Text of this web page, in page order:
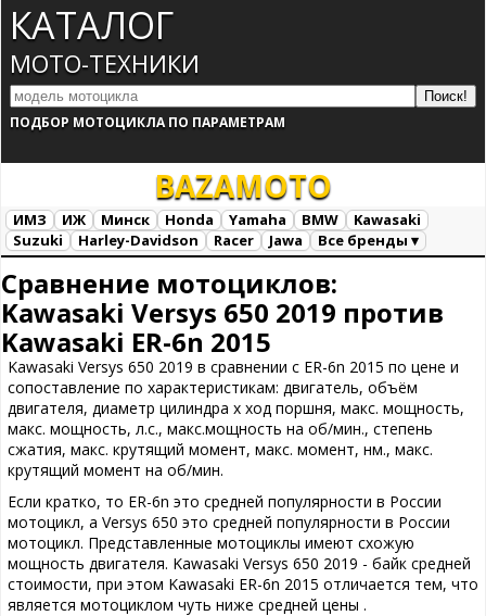
КАТАЛОГ
МОТО-ТЕХНИКИ
ПОДБОР МОТОЦИКЛА ПО ПАРАМЕТРАМ
BAZAMOTO
ИМЗ ИЖ Минск Honda Yamaha BMW
Kawasaki
Suzuki
Harley-Davidson Racer Jawa
Все бренды ▾
Сравнение мотоциклов:
Kawasaki Versys 650 2019 против
Kawasaki ER-6n 2015
Kawasaki Versys 650 2019 в сравнении с ER-6n 2015 по цене и
сопоставление по характеристикам: двигатель, объём
двигателя, диаметр цилиндра х ход поршня, макс. мощность,
макс. мощность, л.с., макс.мощность на об/мин., степень
сжатия, макс. крутящий момент, макс. момент, нм., макс.
крутящий момент на об/мин.
Если кратко, то ER-6n это средней популярности в России
мотоцикл, а Versys 650 это средней популярности в России
мотоцикл. Представленные мотоциклы имеют схожую
мощность двигателя. Kawasaki Versys 650 2019 - байк средней
стоимости, при этом Kawasaki ER-6n 2015 отличается тем, что
является мотоциклом чуть ниже средней цены .